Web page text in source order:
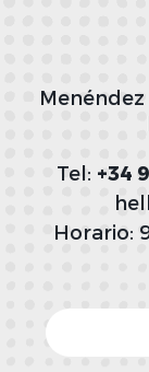
Tel: +34
Horario: